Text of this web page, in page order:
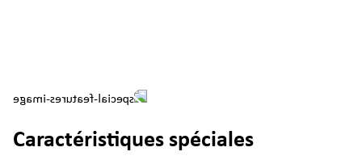
Caractéristiques spéciales